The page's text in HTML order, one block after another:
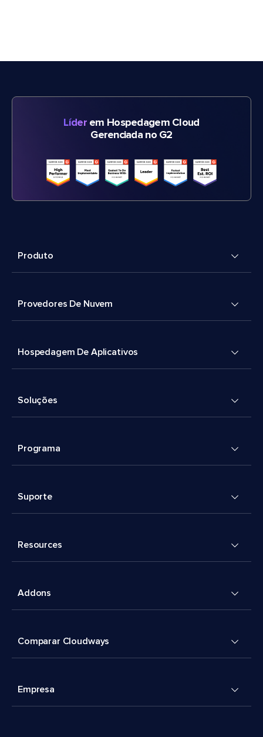
Líderem Hospedagem Cloud
Gerenciada no G2
Produto
Provedores De Nuvem
Hospedagem De Aplicativos
Soluções
Programa
Suporte
Resources
Addons
Comparar Cloudways
Empresa